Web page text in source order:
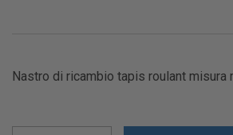
Nastro di ricambio tapis roulant misura